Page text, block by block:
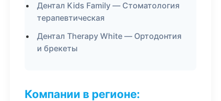
Дентал Kids Family — Стоматология
терапевтическая
Дентал Therapy White — Ортодонтия
и брекеты
Компании в регионе: